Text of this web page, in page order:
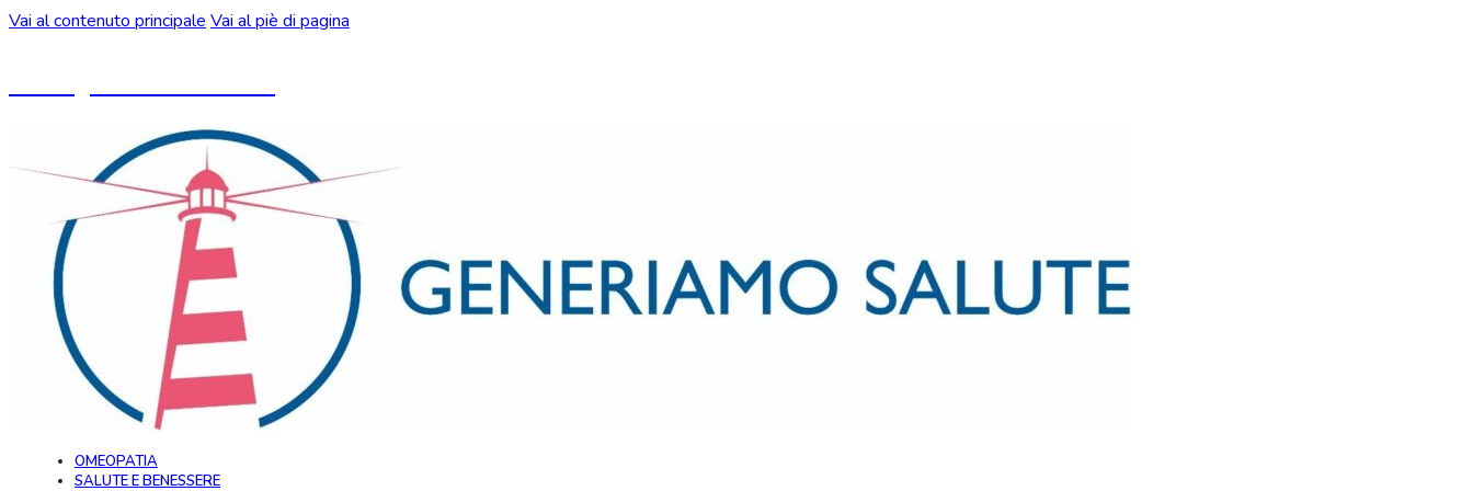
Vai al contenuto principale Vai al piè di pagina
OMEOPATIA
SALUTE E BENESSERE